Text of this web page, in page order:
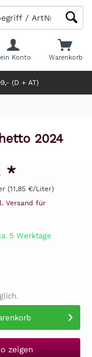
(D + AT)
Warenkorb
Konto
2024
*
(11,85 €/Liter)
Versand für
5 Werktage
zeigen